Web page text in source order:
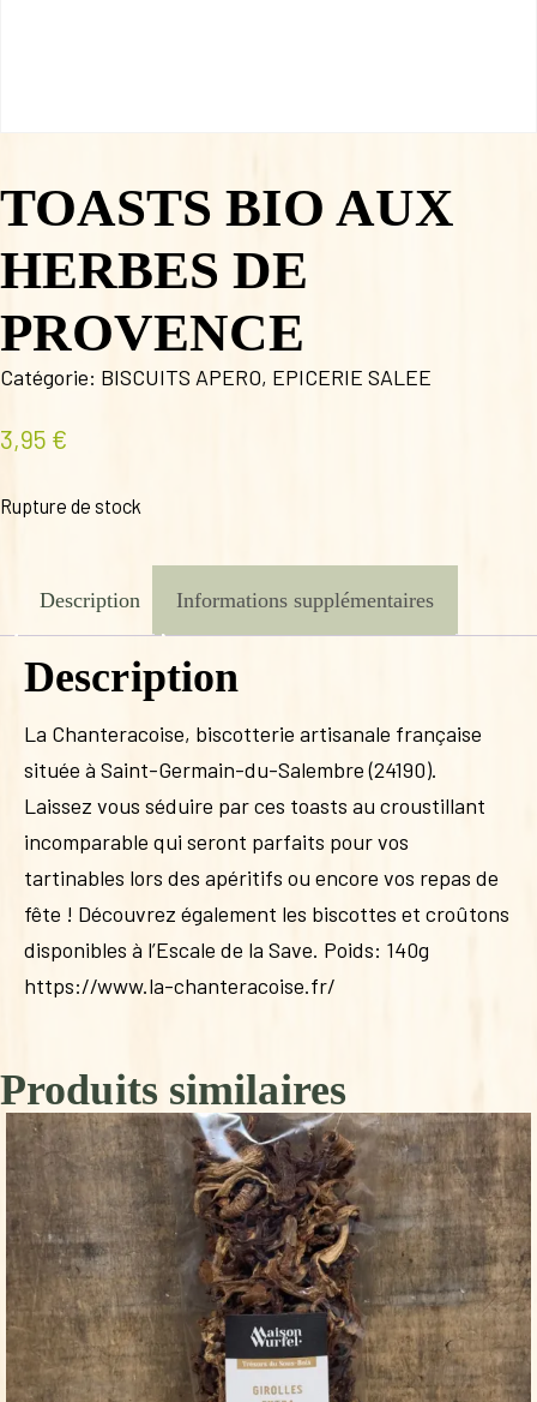
TOASTS BIO AUX
HERBES DE
PROVENCE
Catégorie: BISCUITS APERO, EPICERIE SALEE
3,95 €
Rupture de stock
Description Informations supplémentaires
Description
La Chanteracoise, biscotterie artisanale française
située à Saint-Germain-du-Salembre (24190).
Laissez vous séduire par ces toasts au croustillant
incomparable qui seront parfaits pour vos
tartinables lors des apéritifs ou encore vos repas de
fête ! Découvrez également les biscottes et croûtons
disponibles à l’Escale de la Save. Poids: 140g
https://www.la-chanteracoise.fr/
Produits similaires